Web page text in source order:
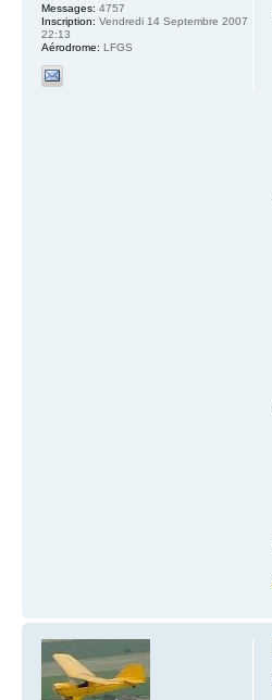
Messages: 4757
Inscription: Vendredi 14 Septembre 2007
22:13
Aérodrome: LFGS